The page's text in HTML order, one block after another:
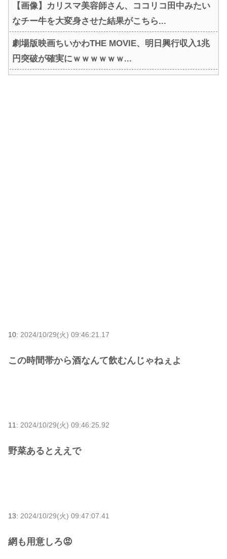
【画像】カリスマ美容師さん、ココリコ田中みたい
なチー牛を大変身させた結果がこちら...
劇場版映画ちいかわTHE MOVIE、明日興行収入1兆
円突破が確実にｗｗｗｗｗｗ...
10: 2024/10/29(火) 09:46:21.17
この時間帯から酒なんて飲むんじゃねぇよ
11: 2024/10/29(火) 09:46:25.92
野菜あるとええで
13: 2024/10/29(火) 09:47:07.41
網も用意しろ😡